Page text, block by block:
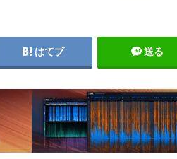
はてブ 送る